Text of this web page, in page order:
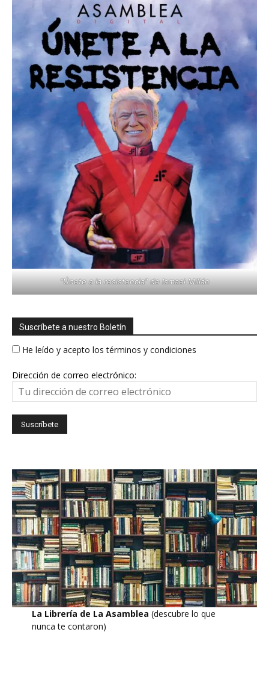
"Únete a la resistencia" de Ismael Millán
Suscríbete a nuestro Boletín
He leído y acepto los términos y condiciones
Dirección de correo electrónico:
La Librería de La Asamblea (descubre lo que
nunca te contaron)